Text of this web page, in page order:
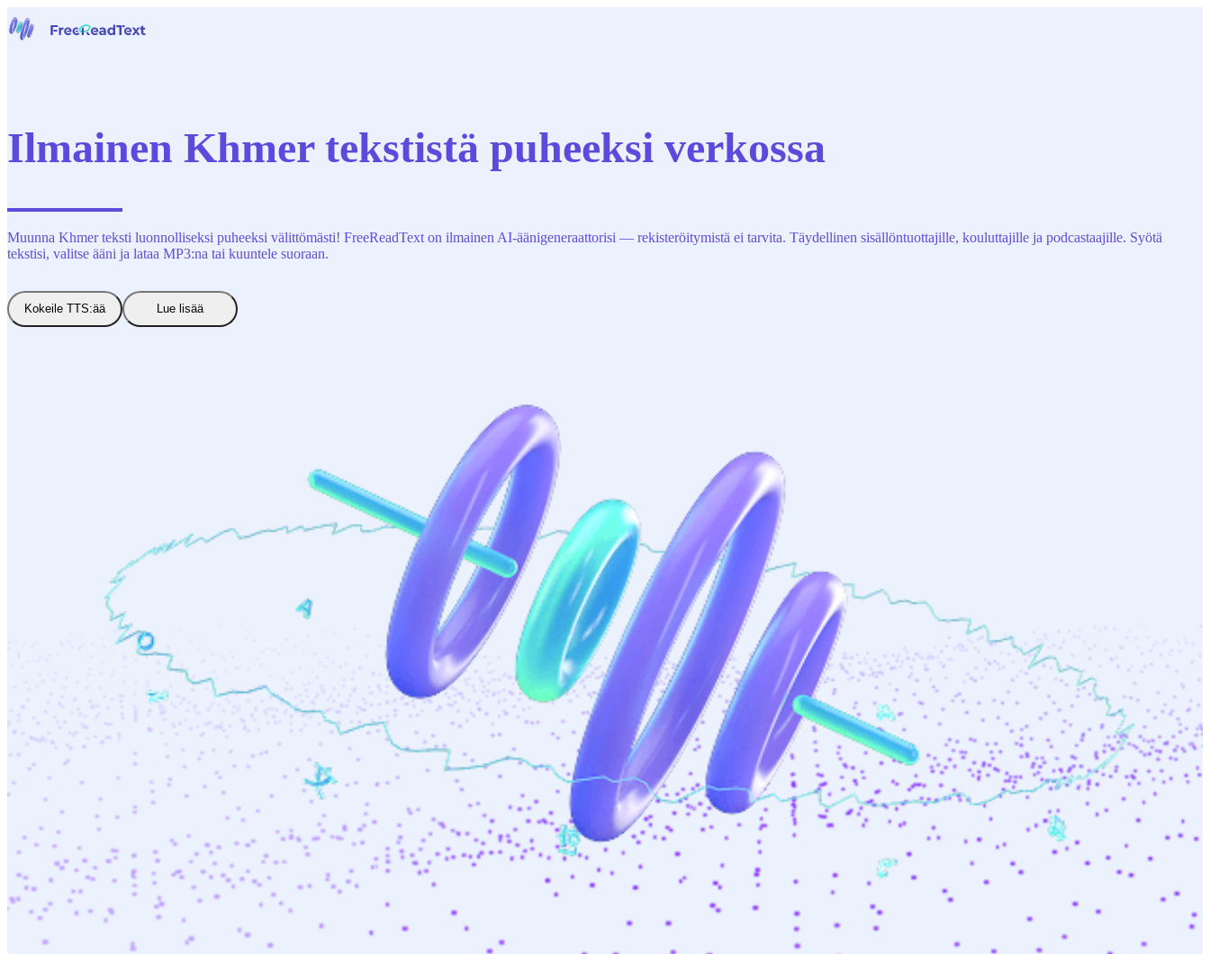
Hinnoittelu
Ota yhteyttä
Ilmainen Khmer tekstistä puheeksi verkossa
Muunna Khmer teksti luonnolliseksi puheeksi välittömästi! FreeReadText on ilmainen AI-äänigeneraattorisi — rekisteröitymistä ei tarvita. Täydellinen sisällöntuottajille, kouluttajille ja podcastaajille. Syötä
tekstisi, valitse ääni ja lataa MP3:na tai kuuntele suoraan.
Kokeile TTS:ää Lue lisää